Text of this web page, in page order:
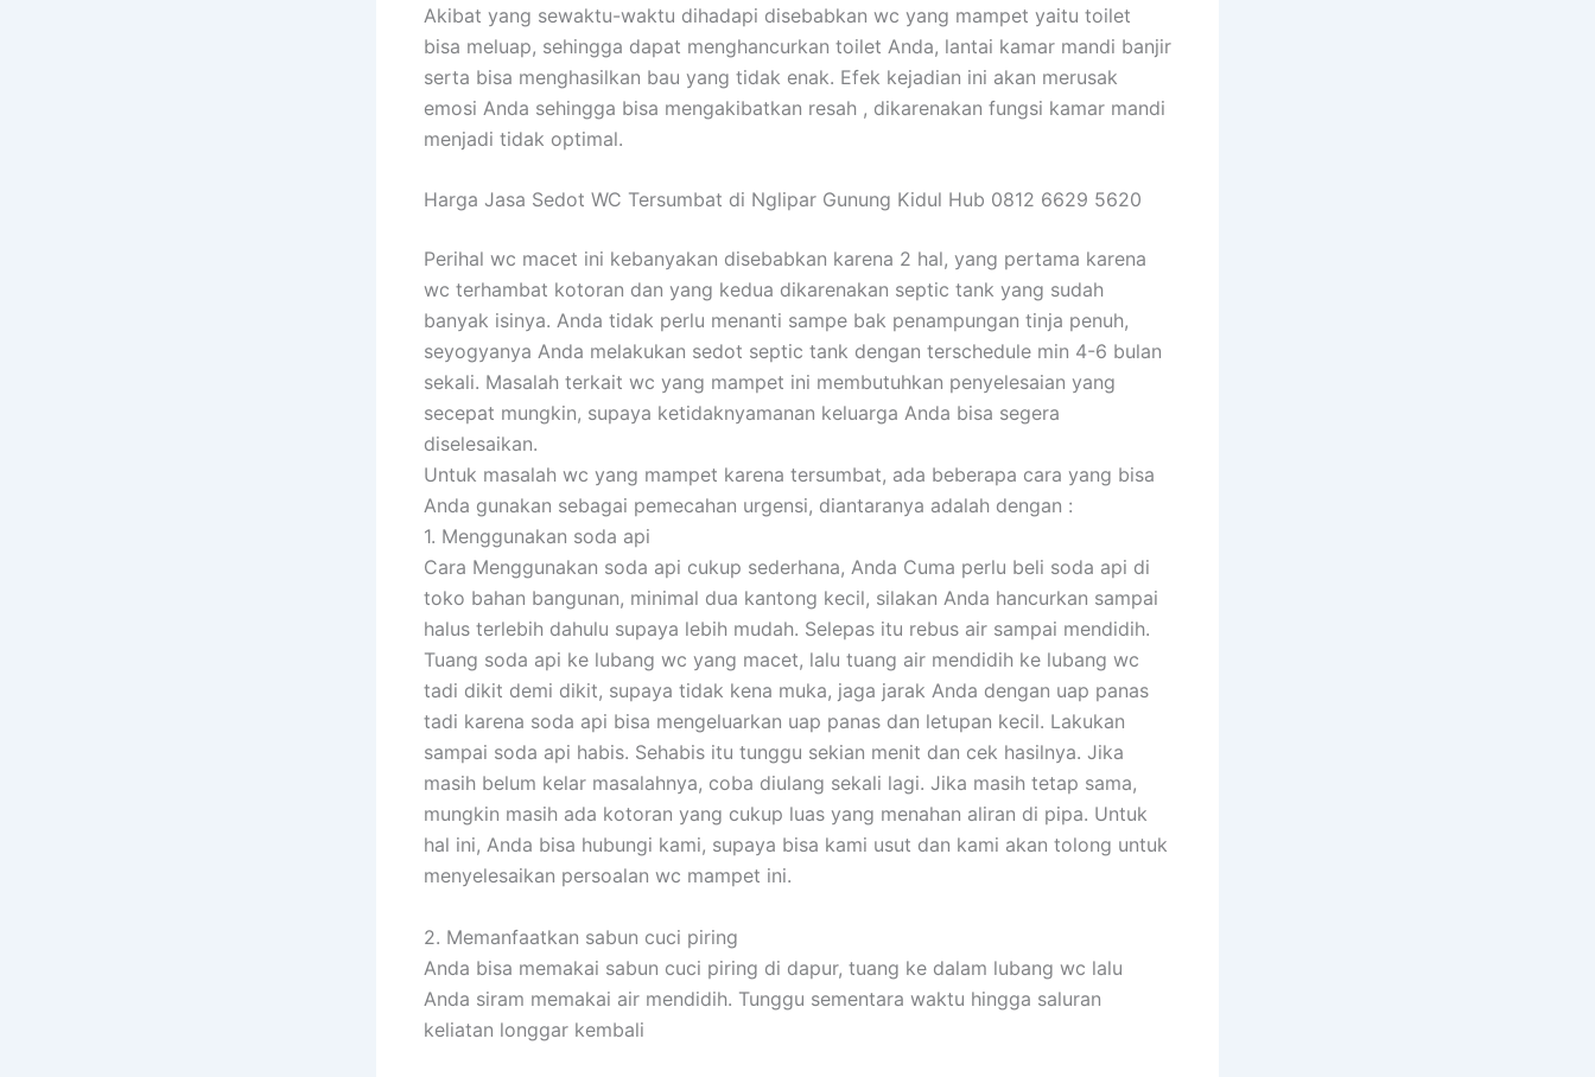
Akibat yang sewaktu-waktu dihadapi disebabkan wc yang mampet yaitu toilet
bisa meluap, sehingga dapat menghancurkan toilet Anda, lantai kamar mandi banjir
serta bisa menghasilkan bau yang tidak enak. Efek kejadian ini akan merusak
emosi Anda sehingga bisa mengakibatkan resah , dikarenakan fungsi kamar mandi
menjadi tidak optimal.
Harga Jasa Sedot WC Tersumbat di Nglipar Gunung Kidul Hub 0812 6629 5620
Perihal wc macet ini kebanyakan disebabkan karena 2 hal, yang pertama karena
wc terhambat kotoran dan yang kedua dikarenakan septic tank yang sudah
banyak isinya. Anda tidak perlu menanti sampe bak penampungan tinja penuh,
seyogyanya Anda melakukan sedot septic tank dengan terschedule min 4-6 bulan
sekali. Masalah terkait wc yang mampet ini membutuhkan penyelesaian yang
secepat mungkin, supaya ketidaknyamanan keluarga Anda bisa segera
diselesaikan.
Untuk masalah wc yang mampet karena tersumbat, ada beberapa cara yang bisa
Anda gunakan sebagai pemecahan urgensi, diantaranya adalah dengan :
1. Menggunakan soda api
Cara Menggunakan soda api cukup sederhana, Anda Cuma perlu beli soda api di
toko bahan bangunan, minimal dua kantong kecil, silakan Anda hancurkan sampai
halus terlebih dahulu supaya lebih mudah. Selepas itu rebus air sampai mendidih.
Tuang soda api ke lubang wc yang macet, lalu tuang air mendidih ke lubang wc
tadi dikit demi dikit, supaya tidak kena muka, jaga jarak Anda dengan uap panas
tadi karena soda api bisa mengeluarkan uap panas dan letupan kecil. Lakukan
sampai soda api habis. Sehabis itu tunggu sekian menit dan cek hasilnya. Jika
masih belum kelar masalahnya, coba diulang sekali lagi. Jika masih tetap sama,
mungkin masih ada kotoran yang cukup luas yang menahan aliran di pipa. Untuk
hal ini, Anda bisa hubungi kami, supaya bisa kami usut dan kami akan tolong untuk
menyelesaikan persoalan wc mampet ini.
2. Memanfaatkan sabun cuci piring
Anda bisa memakai sabun cuci piring di dapur, tuang ke dalam lubang wc lalu
Anda siram memakai air mendidih. Tunggu sementara waktu hingga saluran
keliatan longgar kembali